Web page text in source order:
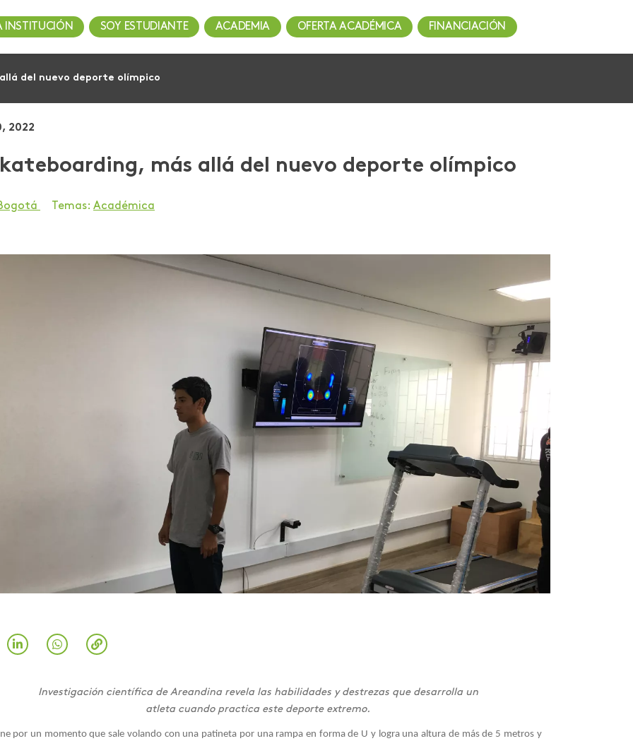
INSTITUCIÓN SOY ESTUDIANTE ACADEMIA OFERTA ACADÉMICA FINANCIACIÓN
del nuevo deporte olímpico
2022
más allá del nuevo deporte olímpico
Temas: Académica
Investigación científica de Areandina revela las habilidades y destrezas que desarrolla un
atleta cuando practica este deporte extremo.
por un momento que sale volando con una patineta por una rampa en forma de U y logra una altura de más de 5 metros y